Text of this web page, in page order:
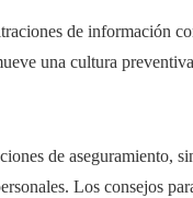
de información
una cultura
de aseguramiento,
Los consejos